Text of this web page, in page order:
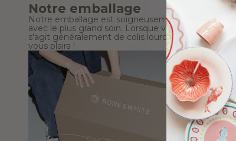
Notre emballage
Notre emballage est soigneusement conçu pour
avec le plus grand soin. Lorsque vous le recevez,
s'agit généralement de colis lourds et
vous plaira !